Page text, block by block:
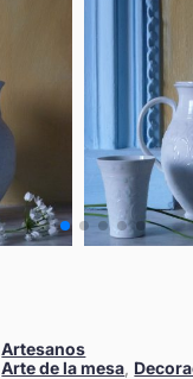
Artesanos
Arte de la mesa